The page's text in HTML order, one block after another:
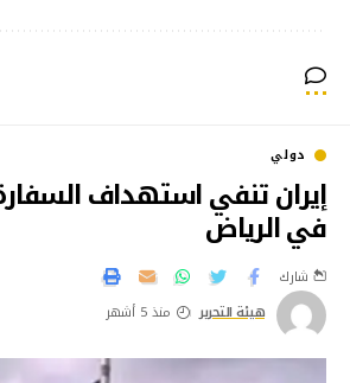
دولي
إيران تنفي استهداف
في الرياض
هيئة التحرير منذ 5 أشهر
شارك